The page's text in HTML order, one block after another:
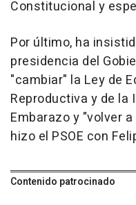
Constitucional y
Por último, ha
presidencia del
"cambiar" la Ley de
Reproductiva y de la
Embarazo y "volver
hizo el PSOE con
Contenido patrocinado